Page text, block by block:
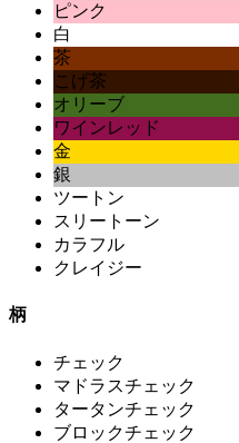
ピンク
白
茶
こげ茶
オリーブ
ワインレッド
金
銀
ツートン
スリートーン
カラフル
クレイジー
柄
チェック
マドラスチェック
タータンチェック
ブロックチェック